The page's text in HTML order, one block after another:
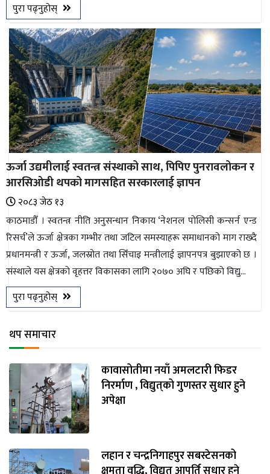
पुरा पढ्नुहोस्
ऊर्जा उद्यमीलाई स्वतन्त्र संस्थाको साथ, पिपिए पुनरावलोकन र
आरसिओडी थपको मागसहित सरकारलाई ज्ञापन
२०८३ जेठ १३
काठमाडौँ । स्वतन्त्र नीति अनुसन्धान निकाय ‘नेशनल पोलिसी कन्सर्न एन्ड
रिसर्च’ले ऊर्जा क्षेत्रका गम्भीर तथा जटिल समस्याहरू समाधानको माग राख्दै
प्रधानमन्त्री र ऊर्जा, जलस्रोत तथा सिँचाइ मन्त्रीलाई ज्ञापनपत्र बुझाएको छ ।
संस्थाले यस क्षेत्रको वृहत्तर विकासका लागि २०७० अघि र पछिको विद्यु...
पुरा पढ्नुहोस्
थप समाचार
कावासोतीमा नयाँ अमलटारी फिडर
निरर्माण , विद्युत्‌को गुणस्तर सुधार हुने
अपेक्षा
लहान र चन्द्रनिगाहपुर सबस्टेसनको